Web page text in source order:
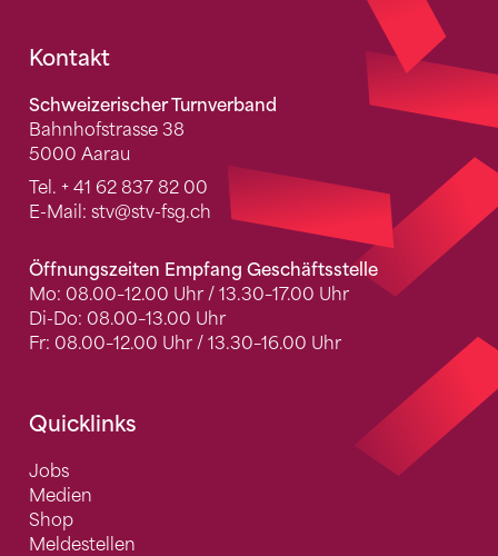
Fusszeile
Kontakt
Schweizerischer Turnverband
Bahnhofstrasse 38
5000 Aarau
Tel. + 41 62 837 82 00
E-Mail: stv@stv-fsg.ch
Öffnungszeiten Empfang Geschäftsstelle
Mo: 08.00–12.00 Uhr / 13.30–17.00 Uhr
Di-Do: 08.00–13.00 Uhr
Fr: 08.00–12.00 Uhr / 13.30–16.00 Uhr
Quicklinks
Jobs
Medien
Shop
Meldestellen